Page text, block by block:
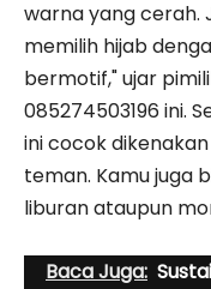
warna yang cerah.
memilih hijab
bermotif," ujar
085274503196 ini.
ini cocok
teman. Kamu juga
liburan ataupun
Baca Juga: